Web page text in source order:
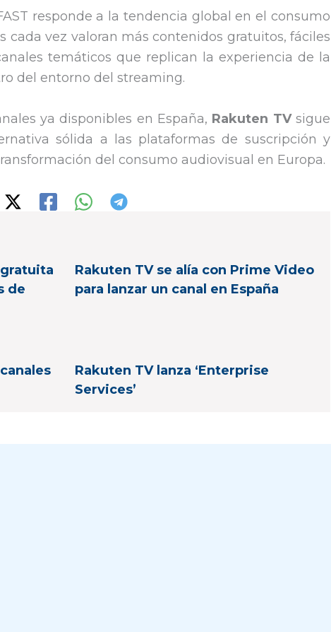
responde a la tendencia global en el consumo
cada vez valoran más contenidos gratuitos, fáciles
temáticos que replican la experiencia de la
del entorno del streaming.
ya disponibles en España, Rakuten TVsigue
sólida a las plataformas de suscripción y
del consumo audiovisual en Europa.
de
Rakuten TV se alía con Prime Video
para lanzar un canal en España
Rakuten TV lanza ‘Enterprise
Services’